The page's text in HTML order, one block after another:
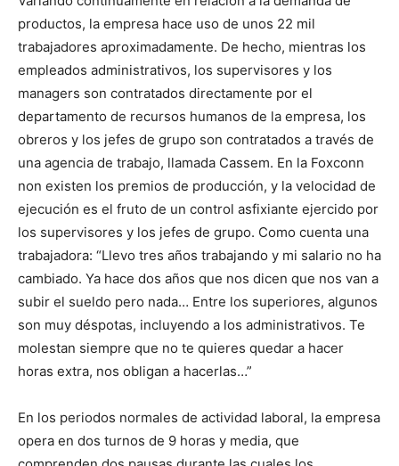
productos, la empresa hace uso de unos 22 mil
trabajadores aproximadamente. De hecho, mientras los
empleados administrativos, los supervisores y los
managers son contratados directamente por el
departamento de recursos humanos de la empresa, los
obreros y los jefes de grupo son contratados a través de
una agencia de trabajo, llamada Cassem. En la Foxconn
non existen los premios de producción, y la velocidad de
ejecución es el fruto de un control asfixiante ejercido por
los supervisores y los jefes de grupo. Como cuenta una
trabajadora: “Llevo tres años trabajando y mi salario no ha
cambiado. Ya hace dos años que nos dicen que nos van a
subir el sueldo pero nada… Entre los superiores, algunos
son muy déspotas, incluyendo a los administrativos. Te
molestan siempre que no te quieres quedar a hacer
horas extra, nos obligan a hacerlas…”
En los periodos normales de actividad laboral, la empresa
opera en dos turnos de 9 horas y media, que